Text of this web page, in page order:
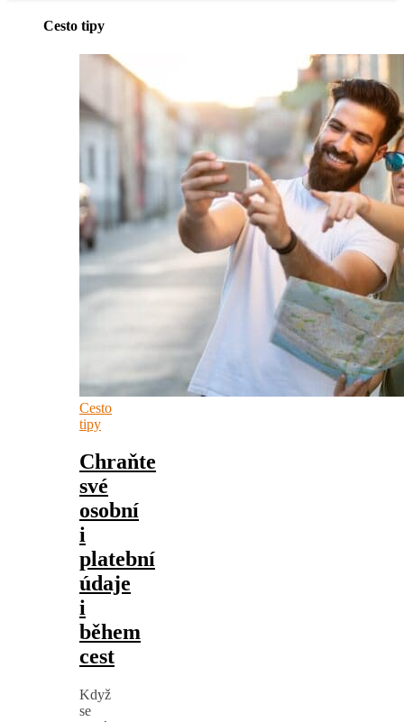
Cesto tipy
Cesto
tipy
Chraňte
své
osobní
i
platební
údaje
i
během
cest
Když
se